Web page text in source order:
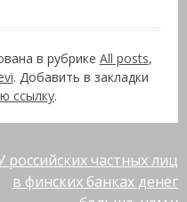
в рубрике All posts,
. Добавить в закладки
ссылку.
российских частных лиц
в финских банках денег